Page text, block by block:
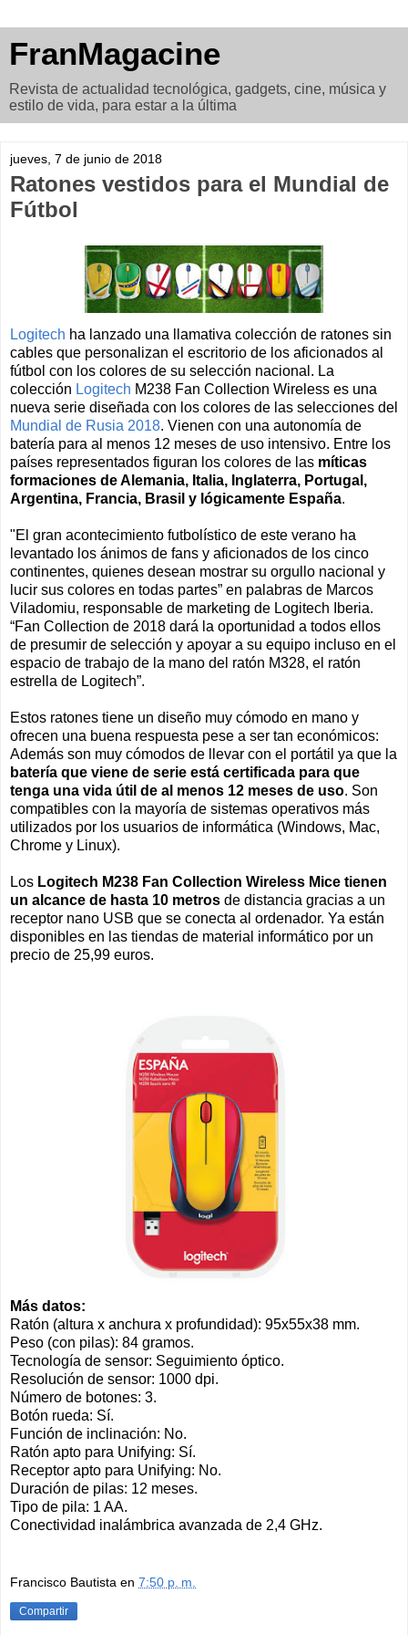
FranMagacine
Revista de actualidad tecnológica, gadgets, cine, música y
estilo de vida, para estar a la última
jueves, 7 de junio de 2018
Ratones vestidos para el Mundial de
Fútbol
Logitech ha lanzado una llamativa colección de ratones sin
cables que personalizan el escritorio de los aficionados al
fútbol con los colores de su selección nacional. La
colección Logitech M238 Fan Collection Wireless es una
nueva serie diseñada con los colores de las selecciones del
Mundial de Rusia 2018. Vienen con una autonomía de
batería para al menos 12 meses de uso intensivo. Entre los
países representados figuran los colores de las míticas
formaciones de Alemania, Italia, Inglaterra, Portugal,
Argentina, Francia, Brasil y lógicamente España.
"El gran acontecimiento futbolístico de este verano ha
levantado los ánimos de fans y aficionados de los cinco
continentes, quienes desean mostrar su orgullo nacional y
lucir sus colores en todas partes” en palabras de Marcos
Viladomiu, responsable de marketing de Logitech Iberia.
“Fan Collection de 2018 dará la oportunidad a todos ellos
de presumir de selección y apoyar a su equipo incluso en el
espacio de trabajo de la mano del ratón M328, el ratón
estrella de Logitech”.
Estos ratones tiene un diseño muy cómodo en mano y
ofrecen una buena respuesta pese a ser tan económicos:
Además son muy cómodos de llevar con el portátil ya que la
batería que viene de serie está certificada para que
tenga una vida útil de al menos 12 meses de uso. Son
compatibles con la mayoría de sistemas operativos más
utilizados por los usuarios de informática (Windows, Mac,
Chrome y Linux).
Los Logitech M238 Fan Collection Wireless Mice tienen
un alcance de hasta 10 metros de distancia gracias a un
receptor nano USB que se conecta al ordenador. Ya están
disponibles en las tiendas de material informático por un
precio de 25,99 euros.
Más datos:
Ratón (altura x anchura x profundidad): 95x55x38 mm.
Peso (con pilas): 84 gramos.
Tecnología de sensor: Seguimiento óptico.
Resolución de sensor: 1000 dpi.
Número de botones: 3.
Botón rueda: Sí.
Función de inclinación: No.
Ratón apto para Unifying: Sí.
Receptor apto para Unifying: No.
Duración de pilas: 12 meses.
Tipo de pila: 1 AA.
Conectividad inalámbrica avanzada de 2,4 GHz.
Francisco Bautista en 7:50 p. m.
Compartir